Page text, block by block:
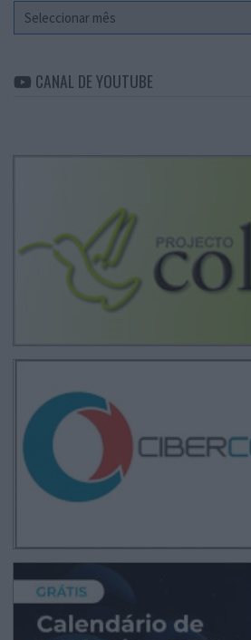
Arquivo
CANAL DE YOUTUBE